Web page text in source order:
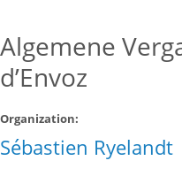
n
e
t
Algemene
d’Envoz
Organization:
Sébastien Ryelandt